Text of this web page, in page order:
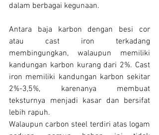
dalam berbagai kegunaan.
Antara baja karbon dengan besi cor
atau cast iron terkadang
membingungkan, walaupun memiliki
kandungan karbon kurang dari 2%. Cast
iron memiliki kandungan karbon sekitar
2%-3,5%, karenanya membuat
teksturnya menjadi kasar dan bersifat
lebih rapuh.
Walaupun carbon steel terdiri atas logam